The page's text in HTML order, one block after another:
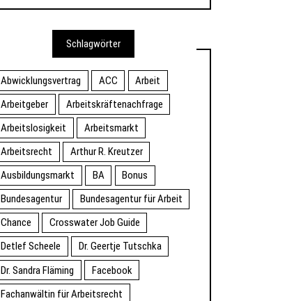
Schlagwörter
Abwicklungsvertrag ACC
Arbeit
Arbeitgeber
Arbeitskräftenachfrage
Arbeitslosigkeit
Arbeitsmarkt
Arbeitsrecht
Arthur R. Kreutzer
Ausbildungsmarkt
BA
Bonus
Bundesagentur
Bundesagentur für Arbeit
Chance
Crosswater Job Guide
Detlef Scheele
Dr. Geertje Tutschka
Dr. Sandra Fläming
Facebook
Fachanwältin für Arbeitsrecht